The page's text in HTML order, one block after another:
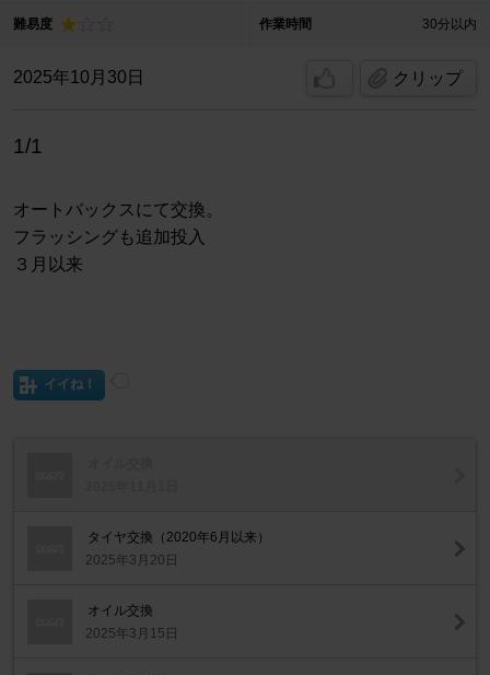
難易度 作業時間 30分以内
2025年10月30日 クリップ
1/1
オートバックスにて交換。
フラッシングも追加投入
３月以来
イイね！
タイヤ交換（2020年6月以来）
2025年3月20日
オイル交換
2025年3月15日